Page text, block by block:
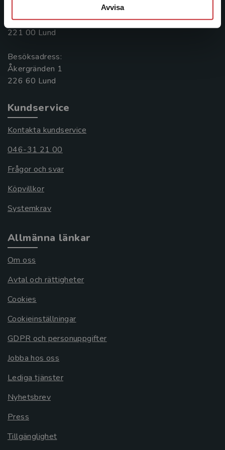
Avvisa
Box 141
221 00 Lund
Besöksadress:
Åkergränden 1
Kundservice
Kontakta kundservice
046-31 21 00
Frågor och svar
Köpvillkor
Systemkrav
Allmänna länkar
Om oss
Avtal och rättigheter
Cookies
Cookieinställningar
GDPR och personuppgifter
Jobba hos oss
Lediga tjänster
Nyhetsbrev
Press
Tillgänglighet